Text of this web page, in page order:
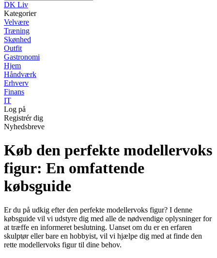
DK Liv
Kategorier
Velvære
Træning
Skønhed
Outfit
Gastronomi
Hjem
Håndværk
Erhverv
Finans
IT
Log på
Registrér dig
Nyhedsbreve
Køb den perfekte modellervoks
figur: En omfattende
købsguide
Er du på udkig efter den perfekte modellervoks figur? I denne
købsguide vil vi udstyre dig med alle de nødvendige oplysninger for
at træffe en informeret beslutning. Uanset om du er en erfaren
skulptør eller bare en hobbyist, vil vi hjælpe dig med at finde den
rette modellervoks figur til dine behov.